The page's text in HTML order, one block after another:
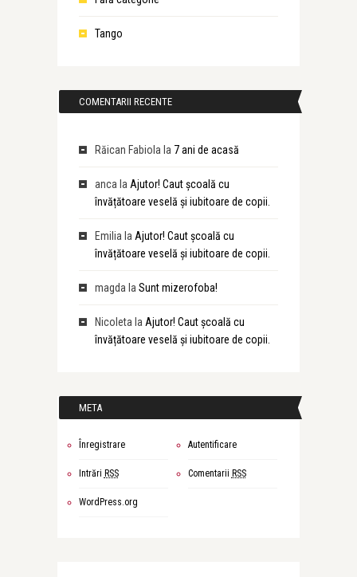
Tango
COMENTARII RECENTE
Răican Fabiola la 7 ani de acasă
anca la Ajutor! Caut școală cu
învățătoare veselă și iubitoare de copii.
Emilia la Ajutor! Caut școală cu
învățătoare veselă și iubitoare de copii.
magda la Sunt mizerofoba!
Nicoleta la Ajutor! Caut școală cu
învățătoare veselă și iubitoare de copii.
META
Înregistrare Autentificare
Intrări RSS Comentarii RSS
WordPress.org